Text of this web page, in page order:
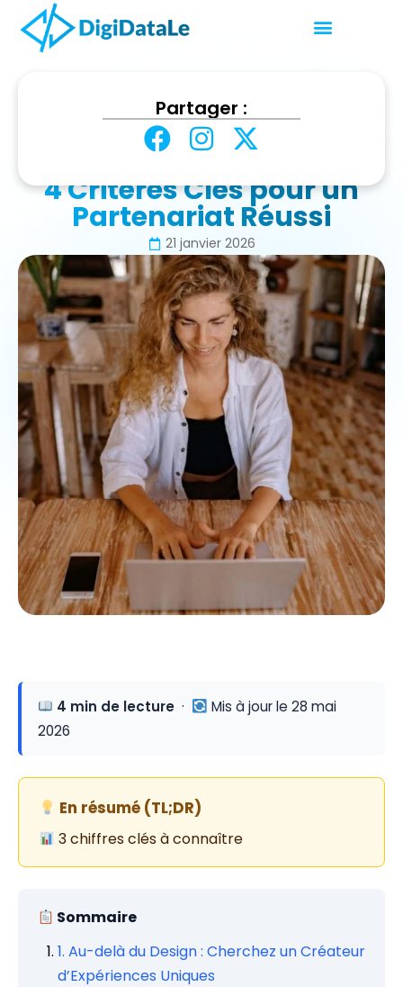
Choisir son Agence Web : 4 Critères Clés pour un
Partenariat Réussi
Choisir son Agence Web :
4 Critères Clés pour un
Partenariat Réussi
21 janvier 2026
4 min de lecture ·
Mis à jour le 28 mai
2026
En résumé (TL;DR)
3 chiffres clés à connaître
Sommaire
1. Au-delà du Design : Cherchez un Créateur
d’Expériences Uniques
Partager :